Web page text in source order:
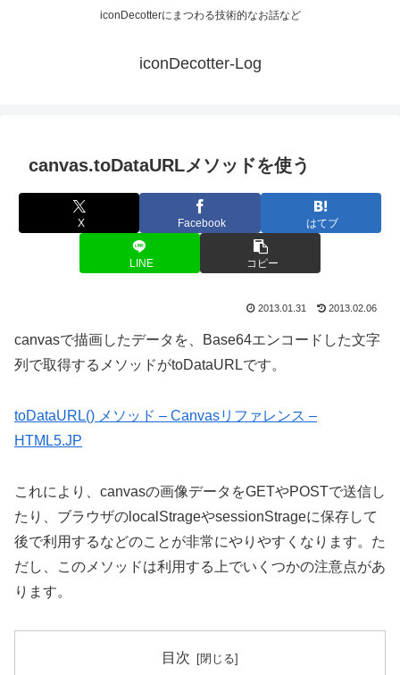
iconDecotterにまつわる技術的なお話など
iconDecotter-Log
canvas.toDataURLメソッドを使う
X Facebook はてブ
LINE コピー
2013.01.31 2013.02.06
canvasで描画したデータを、Base64エンコードした文字
列で取得するメソッドがtoDataURLです。
toDataURL() メソッド – Canvasリファレンス –
HTML5.JP
これにより、canvasの画像データをGETやPOSTで送信し
たり、ブラウザのlocalStrageやsessionStrageに保存して
後で利用するなどのことが非常にやりやすくなります。た
だし、このメソッドは利用する上でいくつかの注意点があ
ります。
目次